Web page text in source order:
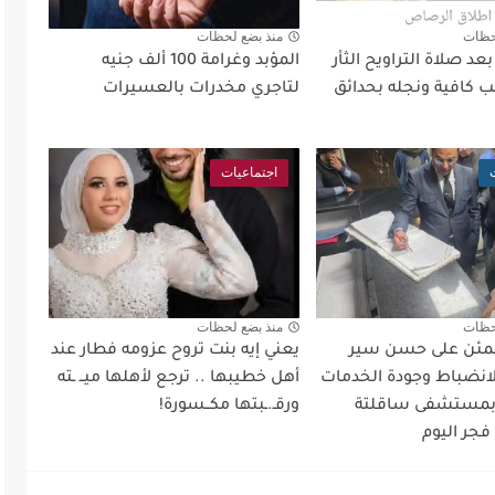
صلاة التراويح الثأر
كافية ونجله بحدائق
منذ بضع لحظات
المؤبد وغرامة 100 ألف جنيه
لتاجري مخدرات بالعسيرات
على حسن سير
وجودة الخدمات
بمستشفى ساقلتة
اليوم
اجتماعيات
منذ بضع لحظات
يعني إيه بنت تروح عزومه فطار عند
أهل خطيبها .. ترجع لأهلها ميــ ـته
ورقـ.ـبتها مكــسورة!